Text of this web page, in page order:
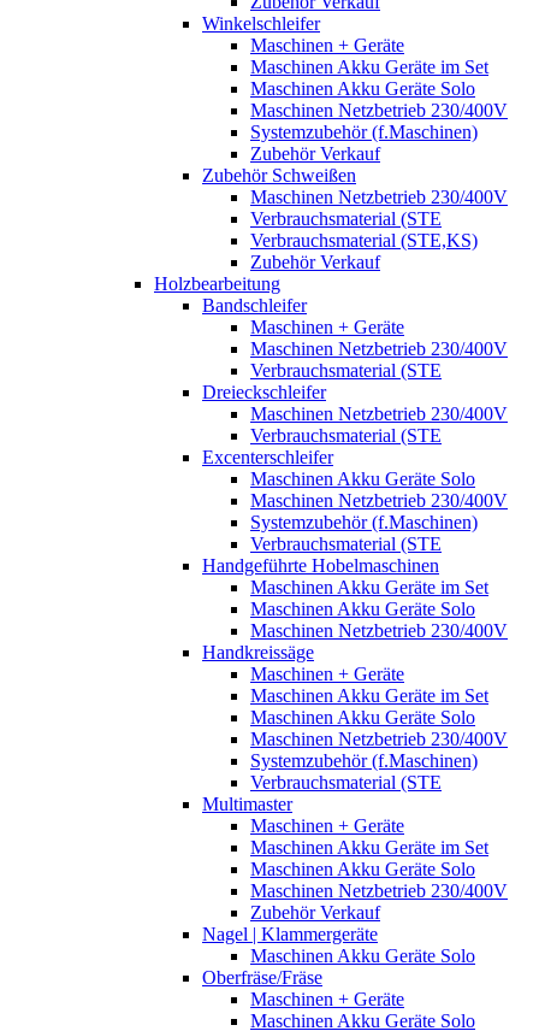
Winkelschleifer
Maschinen + Geräte
Maschinen Akku Geräte im Set
Maschinen Akku Geräte Solo
Maschinen Netzbetrieb 230/400V
Systemzubehör (f.Maschinen)
Zubehör Verkauf
Zubehör Schweißen
Maschinen Netzbetrieb 230/400V
Verbrauchsmaterial (STE
Verbrauchsmaterial (STE,KS)
Zubehör Verkauf
Holzbearbeitung
Bandschleifer
Maschinen + Geräte
Maschinen Netzbetrieb 230/400V
Verbrauchsmaterial (STE
Dreieckschleifer
Maschinen Netzbetrieb 230/400V
Verbrauchsmaterial (STE
Excenterschleifer
Maschinen Akku Geräte Solo
Maschinen Netzbetrieb 230/400V
Systemzubehör (f.Maschinen)
Verbrauchsmaterial (STE
Handgeführte Hobelmaschinen
Maschinen Akku Geräte im Set
Maschinen Akku Geräte Solo
Maschinen Netzbetrieb 230/400V
Handkreissäge
Maschinen + Geräte
Maschinen Akku Geräte im Set
Maschinen Akku Geräte Solo
Maschinen Netzbetrieb 230/400V
Systemzubehör (f.Maschinen)
Verbrauchsmaterial (STE
Multimaster
Maschinen + Geräte
Maschinen Akku Geräte im Set
Maschinen Akku Geräte Solo
Maschinen Netzbetrieb 230/400V
Zubehör Verkauf
Nagel | Klammergeräte
Maschinen Akku Geräte Solo
Oberfräse/Fräse
Maschinen + Geräte
Maschinen Akku Geräte Solo